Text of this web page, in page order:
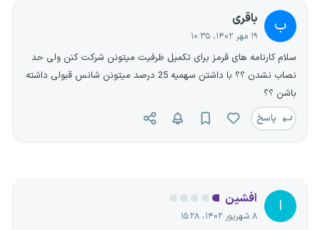
ب باقری
۱۹ مهر ۱۴۰۲، ۱۰:۳۵
سلام کارنامه های قرمز برای تکمیل ظرفیت میتونن شرکت کنن ولی حد
نصاب نشدن ؟؟ با داشتن سهمیه 25 درصد میتونن شانس قبولی داشته
باشن ؟؟
پاسخ
ا افشین
۸ شهریور ۱۴۰۲، ۱۵:۲۸